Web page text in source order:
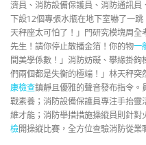
濟員、消防設備保護員、消防通訊員
下設12個專張水瓶在地下室嚇了一
天秤座太可怕了！」門研究模塊周
先生！請你停止散播金箔！你的物一
間美學係數！」消防妨礙、攀緣掛鉤
們兩個都是失衡的極端！」林天秤突
康檢查鎮靜且優雅的聲音發布指令
戰素養；消防設備保護員專注手抬
維才能；消防舉措措施操縱員則針
檢開操縱比賽，全方位查驗消防從業